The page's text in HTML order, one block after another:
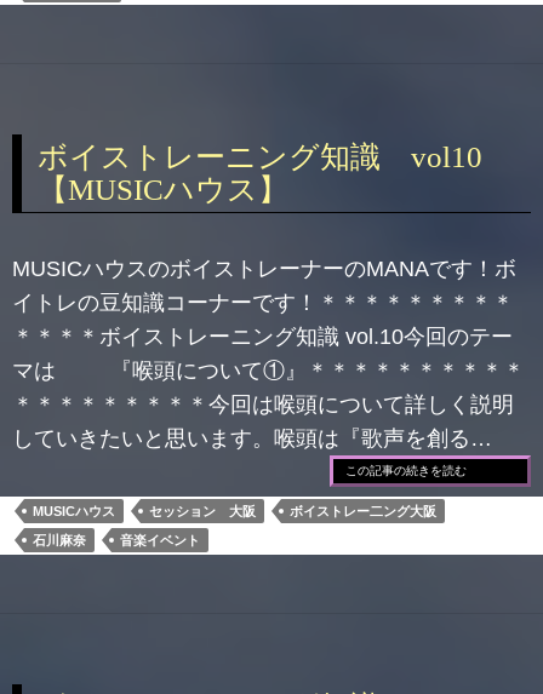
ボイストレーニング知識 vol10
【MUSICハウス】
MUSICハウスのボイストレーナーのMANAです！ボ
イトレの豆知識コーナーです！＊＊＊＊＊＊＊＊＊
＊＊＊＊ボイストレーニング知識 vol.10今回のテー
マは 『喉頭について①』＊＊＊＊＊＊＊＊＊＊
＊＊＊＊＊＊＊＊＊今回は喉頭について詳しく説明
していきたいと思います。喉頭は『歌声を創る…
この記事の続きを読む
MUSICハウス セッション 大阪
ボイストレー二ング大阪
石川麻奈
音楽イベント